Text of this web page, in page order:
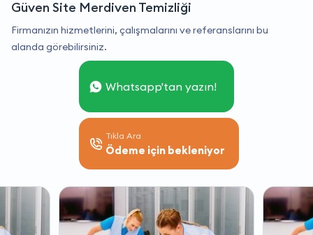
Güven Site Merdiven Temizliği
Firmanızın hizmetlerini, çalışmalarını ve referanslarını bu
alanda görebilirsiniz.
Whatsapp'tan yazın!
Tıkla Ara
Ödeme için bekleniyor